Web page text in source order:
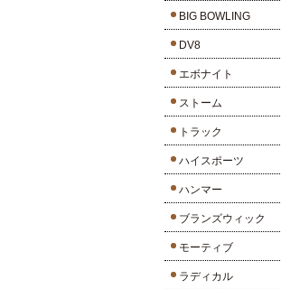
BIG BOWLING
DV8
エボナイト
ストーム
トラック
ハイスポーツ
ハンマー
ブランズウィック
モーティブ
ラディカル